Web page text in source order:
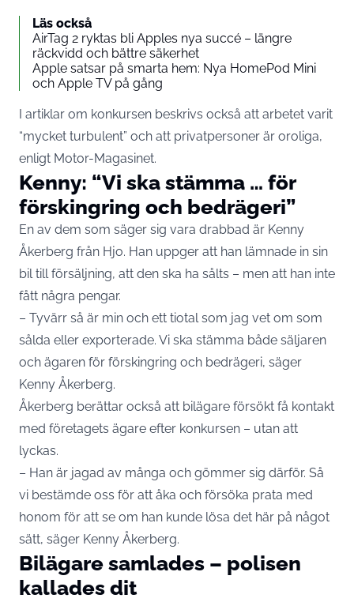
Läs också
AirTag 2 ryktas bli Apples nya succé – längre
räckvidd och bättre säkerhet
Apple satsar på smarta hem: Nya HomePod Mini
och Apple TV på gång
I artiklar om konkursen beskrivs också att arbetet varit
“mycket turbulent” och att privatpersoner är oroliga,
enligt Motor-Magasinet.
Kenny: “Vi ska stämma … för
förskingring och bedrägeri”
En av dem som säger sig vara drabbad är Kenny
Åkerberg från Hjo. Han uppger att han lämnade in sin
bil till försäljning, att den ska ha sålts – men att han inte
fått några pengar.
– Tyvärr så är min och ett tiotal som jag vet om som
sålda eller exporterade. Vi ska stämma både säljaren
och ägaren för förskingring och bedrägeri, säger
Kenny Åkerberg.
Åkerberg berättar också att bilägare försökt få kontakt
med företagets ägare efter konkursen – utan att
lyckas.
– Han är jagad av många och gömmer sig därför. Så
vi bestämde oss för att åka och försöka prata med
honom för att se om han kunde lösa det här på något
sätt, säger Kenny Åkerberg.
Bilägare samlades – polisen
kallades dit